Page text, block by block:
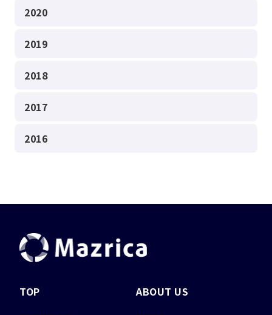
2020
2019
2018
2017
2016
TOP
ABOUT US